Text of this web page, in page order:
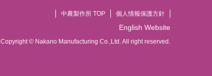
中農製作所 TOP 個人情報保護方針
English Website
Copyright © Nakano Manufacturing Co.,Ltd. All right reserved.